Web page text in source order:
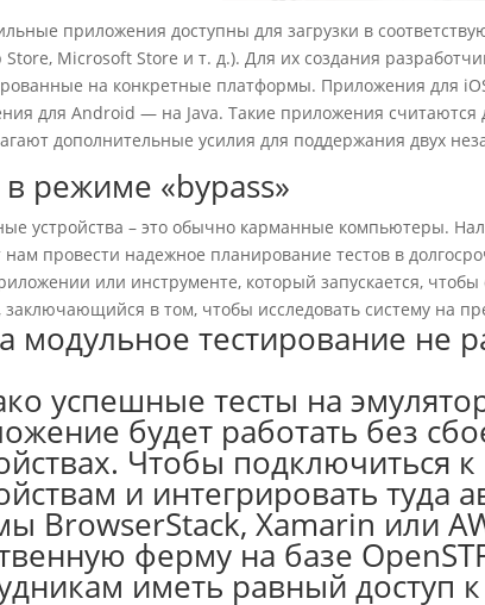
приложения доступны для загрузки в
Store, Microsoft Store и т. д.). Для их создания
на конкретные платформы. Приложения для
для Android — на Java. Такие приложения считаются
дополнительные усилия для поддержания двух
в режиме «bypass»
устройства – это обычно карманные компьютеры.
нам провести надежное планирование тестов в
или инструменте, который запускается,
заключающийся в том, чтобы исследовать систему на
модульное тестирование не
успешные тесты на
будет работать без
Чтобы
и интегрировать туда
BrowserStack, Xamarin или
ферму на базе
иметь равный доступ